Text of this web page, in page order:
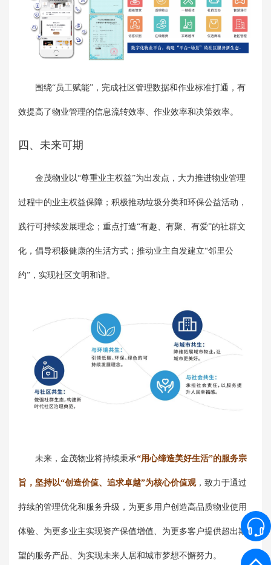
围绕“员工赋能”，完成社区管理数据和作业标准打通，有
效提高了物业管理的信息流转效率、作业效率和决策效率。
四、未来可期
金茂物业以“尊重业主权益”为出发点，大力推进物业管理
过程中的业主权益保障；积极推动垃圾分类和环保公益活动，
践行可持续发展理念；重点打造“有趣、有聚、有爱”的社群文
化，倡导积极健康的生活方式；推动业主自发建立“邻里公
约”，实现社区文明和谐。
未来，金茂物业将持续秉承“用心缔造美好生活”的服务宗
旨，坚持以“创造价值、追求卓越”为核心价值观，致力于通过
持续的管理优化和服务升级，为更多用户创造高品质物业使用
体验、为更多业主实现资产保值增值、为更多客户提供超出期
望的服务产品、为实现未来人居和城市梦想不懈努力。